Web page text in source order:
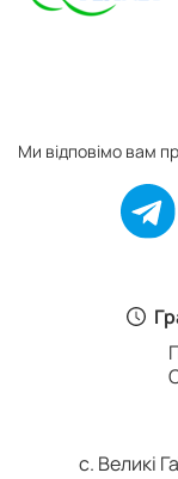
с. Великі
Ми відповімо вам